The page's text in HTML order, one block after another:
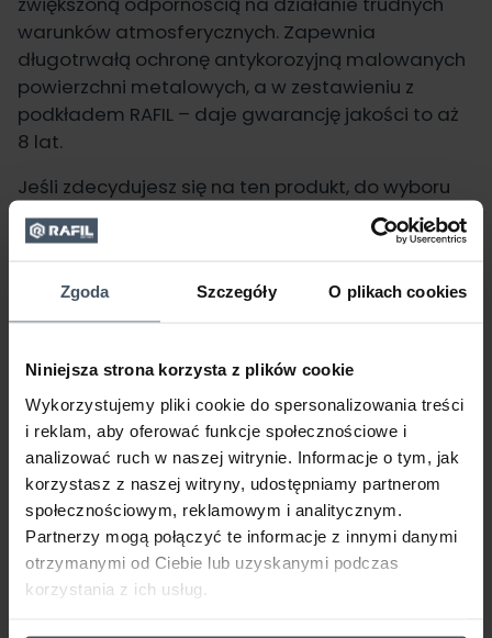
Zgoda Szczegóły O plikach cookies
Niniejsza strona korzysta z plików cookie
Wykorzystujemy pliki cookie do spersonalizowania treści
i reklam, aby oferować funkcje społecznościowe i
analizować ruch w naszej witrynie. Informacje o tym, jak
korzystasz z naszej witryny, udostępniamy partnerom
społecznościowym, reklamowym i analitycznym.
Partnerzy mogą połączyć te informacje z innymi danymi
otrzymanymi od Ciebie lub uzyskanymi podczas
korzystania z ich usług.
warunków atmosferycznych. Zapewnia
długotrwałą ochronę antykorozyjną malowanych
powierzchni metalowych, a w zestawieniu z
podkładem RAFIL – daje gwarancję jakości to aż
8 lat.
Jeśli zdecydujesz się na ten produkt, do wyboru
masz aż 20 różnych kolorów RAFIL. Są wśród nich
dwa odcienie bieli (ciepła i chłodna), kolory żółte,
szarości.Paleta barw jest szeroka i bez
problemu znajdziesz produkt dopasowany do
wysokim połyskiem.
Druga propozycja to antykorozyjna emalia
Do Bram i Ogrodzeń.Przeznaczona do
ochronno-dekoracyjnego malowania
powierzchni metalowych – stalowych,
ocynkowanych i aluminiowych
eksploatowanych na zewnątrz pomieszczeń.
Farba charakteryzuje się zwiększoną odpornością